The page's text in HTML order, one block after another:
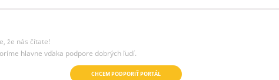
že nás čítate!
hlavne vďaka podpore dobrých ľudí.
CHCEM PODPORIŤ PORTÁL